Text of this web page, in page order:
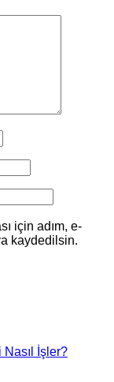
için adım, e-
kaydedilsin.
Nasıl İşler?